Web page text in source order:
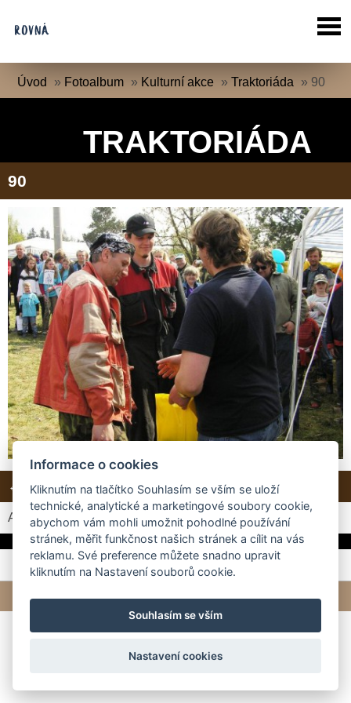
Úvod » Fotoalbum » Kulturní akce »Traktoriáda »90
TRAKTORIÁDA
90
← Předchozí Další → Zpět do složky
Automatické procházení:3|4|5|6| 7(čas ve vteřinách)
© 2026 eStránky.cz | Tvorba webových stránek
Informace o cookies
Kliknutím na tlačítko Souhlasím se vším se uloží
technické, analytické a marketingové soubory cookie,
abychom vám mohli umožnit pohodlné používání
stránek, měřit funkčnost našich stránek a cílit na vás
reklamu. Své preference můžete snadno upravit
kliknutím na Nastavení souborů cookie.
Souhlasím se vším
Nastavení cookies